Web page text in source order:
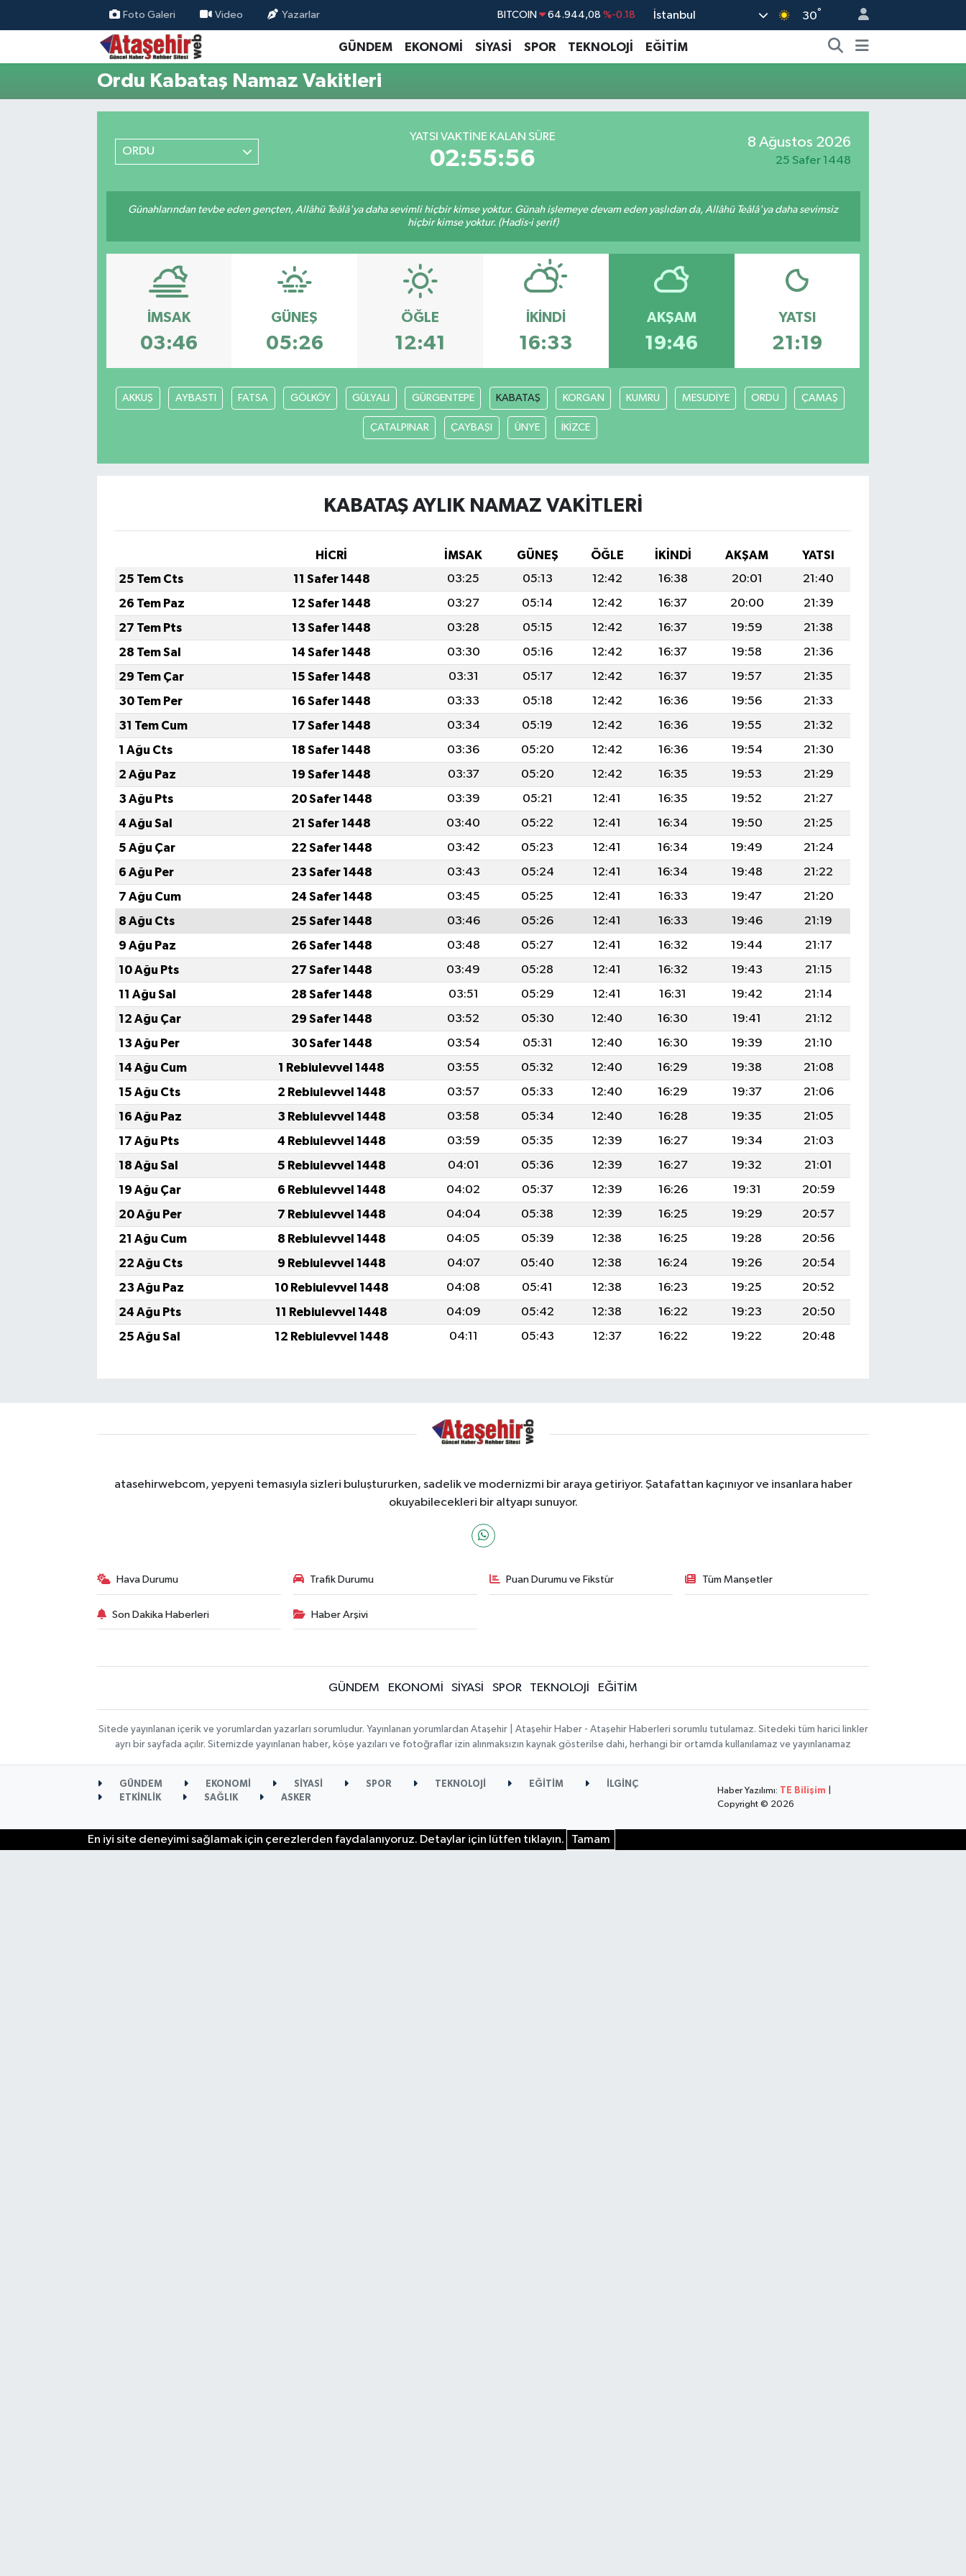
Foto Galeri Video Yazarlar BITCOIN 64.944,08 %-0.18
DOLAR 47,7436 %0.18
EURO 55,2510 %0.32
İstanbul 30°
GÜNDEM EKONOMİ SİYASİ SPOR TEKNOLOJİ EĞİTİM
Ordu Kabataş Namaz Vakitleri
ORDU
YATSI VAKTINE KALAN SÜRE
02:55:55
8 Ağustos 2026
25 Safer 1448
Günahlarından tevbe eden gençten, Allâhü Teâlâ'ya daha sevimli hiçbir kimse yoktur. Günah işlemeye devam eden yaşlıdan da, Allâhü Teâlâ'ya daha sevimsiz
hiçbir kimse yoktur. (Hadis-i şerif)
İMSAK
03:46
GÜNEŞ
05:26
ÖĞLE
12:41
İKINDI
16:33
AKŞAM
19:46
YATSI
21:19
AKKUŞ AYBASTI FATSA GÖLKÖY GÜLYALI GÜRGENTEPE KABATAŞ KORGAN KUMRU MESUDİYE ORDU ÇAMAŞ
ÇATALPINAR ÇAYBAŞI ÜNYE İKİZCE
KABATAŞ AYLIK NAMAZ VAKITLERI
HİCRİ İMSAK GÜNEŞ ÖĞLE İKINDI AKŞAM
YATSI
25 Tem Cts
11 Safer 1448 03:25 05:13 12:42 16:38 20:01
21:40
26 Tem Paz
12 Safer 1448 03:27 05:14 12:42 16:37 20:00
21:39
27 Tem Pts
13 Safer 1448 03:28 05:15 12:42 16:37 19:59
21:38
28 Tem Sal
14 Safer 1448 03:30 05:16 12:42 16:37 19:58
21:36
29 Tem Çar
15 Safer 1448 03:31 05:17 12:42 16:37 19:57
21:35
30 Tem Per
16 Safer 1448 03:33 05:18 12:42 16:36 19:56
21:33
31 Tem Cum
17 Safer 1448 03:34 05:19 12:42 16:36 19:55
21:32
1 Ağu Cts
18 Safer 1448 03:36 05:20 12:42 16:36 19:54
21:30
2 Ağu Paz
19 Safer 1448 03:37 05:20 12:42 16:35 19:53
21:29
3 Ağu Pts
20 Safer 1448 03:39 05:21 12:41 16:35 19:52
21:27
4 Ağu Sal
21 Safer 1448 03:40 05:22 12:41 16:34 19:50
21:25
5 Ağu Çar
22 Safer 1448 03:42 05:23 12:41 16:34 19:49
21:24
6 Ağu Per
23 Safer 1448 03:43 05:24 12:41 16:34 19:48
21:22
7 Ağu Cum
24 Safer 1448 03:45 05:25 12:41 16:33 19:47
21:20
8 Ağu Cts
25 Safer 1448 03:46 05:26 12:41 16:33 19:46
21:19
9 Ağu Paz
26 Safer 1448 03:48 05:27 12:41 16:32 19:44
21:17
10 Ağu Pts
27 Safer 1448 03:49 05:28 12:41 16:32 19:43
21:15
11 Ağu Sal
28 Safer 1448 03:51 05:29 12:41 16:31 19:42
21:14
12 Ağu Çar
29 Safer 1448 03:52 05:30 12:40 16:30 19:41
21:12
13 Ağu Per
30 Safer 1448 03:54 05:31 12:40 16:30 19:39
21:10
14 Ağu Cum
1 Rebiulevvel 1448 03:55 05:32 12:40 16:29 19:38
21:08
15 Ağu Cts
2 Rebiulevvel 1448 03:57 05:33 12:40 16:29 19:37
21:06
16 Ağu Paz
3 Rebiulevvel 1448 03:58 05:34 12:40 16:28 19:35
21:05
17 Ağu Pts
4 Rebiulevvel 1448 03:59 05:35 12:39 16:27 19:34
21:03
18 Ağu Sal
5 Rebiulevvel 1448 04:01 05:36 12:39 16:27 19:32
21:01
19 Ağu Çar
6 Rebiulevvel 1448 04:02 05:37 12:39 16:26 19:31
20:59
20 Ağu Per
7 Rebiulevvel 1448 04:04 05:38 12:39 16:25 19:29
20:57
21 Ağu Cum
8 Rebiulevvel 1448 04:05 05:39 12:38 16:25 19:28
20:56
22 Ağu Cts
9 Rebiulevvel 1448 04:07 05:40 12:38 16:24 19:26
20:54
23 Ağu Paz
10 Rebiulevvel 1448 04:08 05:41 12:38 16:23 19:25
20:52
24 Ağu Pts
11 Rebiulevvel 1448 04:09 05:42 12:38 16:22 19:23
20:50
25 Ağu Sal
12 Rebiulevvel 1448 04:11 05:43 12:37 16:22 19:22 20:48
atasehirwebcom, yepyeni temasıyla sizleri buluştururken, sadelik ve modernizmi bir araya getiriyor. Şatafattan kaçınıyor ve insanlara haber
okuyabilecekleri bir altyapı sunuyor.
Hava Durumu Trafik Durumu Puan Durumu ve Fikstür Tüm Manşetler
Son Dakika Haberleri Haber Arşivi
GÜNDEM EKONOMİ SİYASİ SPOR TEKNOLOJİ EĞİTİM
Sitede yayınlanan içerik ve yorumlardan yazarları sorumludur. Yayınlanan yorumlardan Ataşehir | Ataşehir Haber - Ataşehir Haberleri sorumlu tutulamaz. Sitedeki tüm harici linkler
ayrı bir sayfada açılır. Sitemizde yayınlanan haber, köşe yazıları ve fotoğraflar izin alınmaksızın kaynak gösterilse dahi, herhangi bir ortamda kullanılamaz ve yayınlanamaz
GÜNDEM EKONOMİ SİYASİ SPOR TEKNOLOJİ EĞİTİM
İLGİNÇ
ETKİNLİK
SAĞLIK ASKER
Haber Yazılımı: TE Bilişim
Copyright © 2026
En iyi site deneyimi sağlamak için çerezlerden faydalanıyoruz. Detaylar için lütfen tıklayın. Tamam
Hava Durumu
Trafik Durumu
Tüm Manşetler